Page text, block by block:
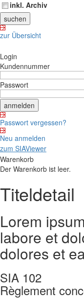
inkl. Archiv
zur Übersicht
Login
Kundennummer
Passwort
Passwort vergessen?
Neu anmelden
zum SIAViewer
Warenkorb
Der Warenkorb ist leer.
Titeldetail
Lorem
labore et
dolores et
SIA 102
Règlement